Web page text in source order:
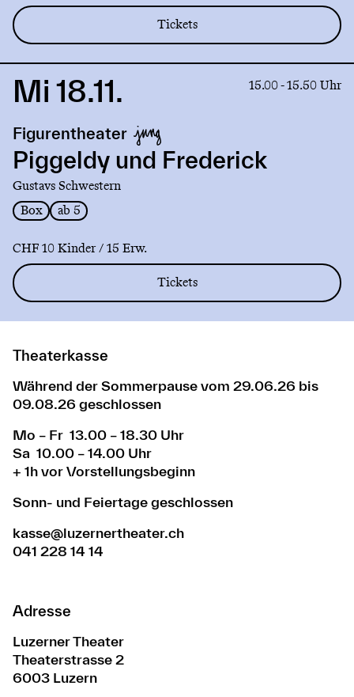
Tickets
Link
Piggeldy
und
Frederick
Mi 18.11. 15.00 - 15.50 Uhr
Figurentheater
Piggeldy und Frederick
Gustavs Schwestern
Box
ab 5
CHF 10 Kinder / 15 Erw.
Tickets
Theaterkasse
Während der Sommerpause vom 29.06.26 bis
09.08.26 geschlossen
Mo – Fr 13.00 – 18.30 Uhr
Sa 10.00 – 14.00 Uhr
+ 1h vor Vorstellungsbeginn
Sonn- und Feiertage geschlossen
kasse@luzernertheater.ch
041 228 14 14
Adresse
Luzerner Theater
Theaterstrasse 2
6003 Luzern